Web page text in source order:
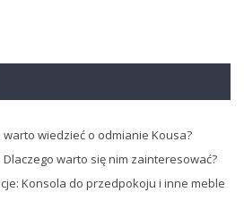
wiedzieć o odmianie Kousa?
warto się nim zainteresować?
Konsola do przedpokoju i inne meble